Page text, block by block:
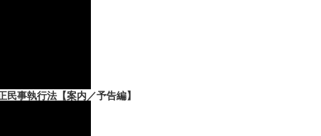
事執行法【案内／予告編】